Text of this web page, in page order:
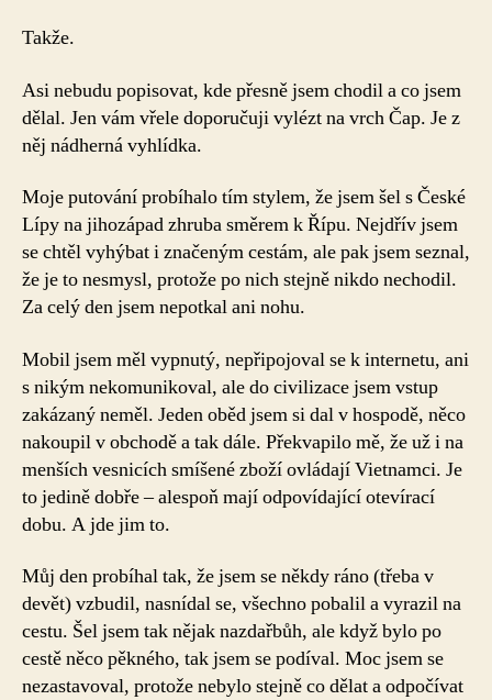
Takže.
Asi nebudu popisovat, kde přesně jsem chodil a co jsem
dělal. Jen vám vřele doporučuji vylézt na vrch Čap. Je z
něj nádherná vyhlídka.
Moje putování probíhalo tím stylem, že jsem šel s České
Lípy na jihozápad zhruba směrem k Řípu. Nejdřív jsem
se chtěl vyhýbat i značeným cestám, ale pak jsem seznal,
že je to nesmysl, protože po nich stejně nikdo nechodil.
Za celý den jsem nepotkal ani nohu.
Mobil jsem měl vypnutý, nepřipojoval se k internetu, ani
s nikým nekomunikoval, ale do civilizace jsem vstup
zakázaný neměl. Jeden oběd jsem si dal v hospodě, něco
nakoupil v obchodě a tak dále. Překvapilo mě, že už i na
menších vesnicích smíšené zboží ovládají Vietnamci. Je
to jedině dobře – alespoň mají odpovídající otevírací
dobu. A jde jim to.
Můj den probíhal tak, že jsem se někdy ráno (třeba v
devět) vzbudil, nasnídal se, všechno pobalil a vyrazil na
cestu. Šel jsem tak nějak nazdařbůh, ale když bylo po
cestě něco pěkného, tak jsem se podíval. Moc jsem se
nezastavoval, protože nebylo stejně co dělat a odpočívat